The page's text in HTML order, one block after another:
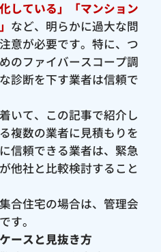
している」「マンション
など、明らかに過大な問
意が必要です。特に、つ
のファイバースコープ調
診断を下す業者は信頼で
いて、この記事で紹介し
複数の業者に見積もりを
信頼できる業者は、緊急
他社と比較検討すること
合住宅の場合は、管理会
す。
ースと見抜き方